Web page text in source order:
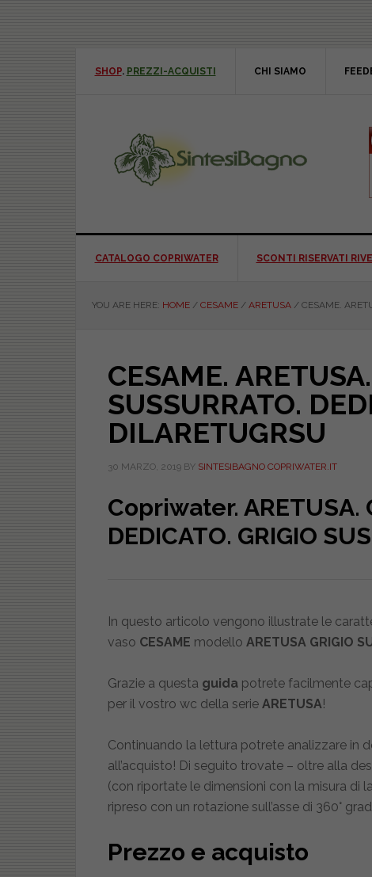
SHOP. PREZZI-ACQUISTI CHI SIAMO
CATALOGO COPRIWATER SCONTI RISERVATI
YOU ARE HERE: HOME / CESAME / ARETUSA /CESAME.
CESAME.
SUSSURRATO.
DILARETUGRSU
30 MARZO, 2019BY SINTESIBAGNO COPRIWATER.IT
Copriwater.
DEDICATO. GRIGIO
In questo articolo vengono illustrate le
vaso CESAME modello ARETUSA GRIGIO
Grazie a questa guidapotrete facilmente
per il vostro wc della serie ARETUSA!
Continuando la lettura potrete analizzare in
all’acquisto! Di seguito trovate – oltre alla
(con riportate le dimensioni con la misura di
ripreso con un rotazione sull’asse di 360°
Prezzo e acquisto